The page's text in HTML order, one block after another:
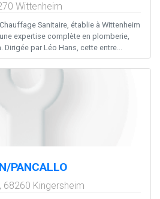
Wittenheim
Sanitaire, établie à Wittenheim
expertise complète en plomberie,
par Léo Hans, cette entre...
PANCALLO
68260 Kingersheim